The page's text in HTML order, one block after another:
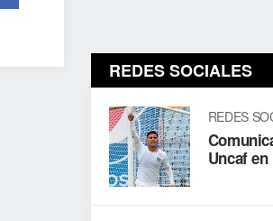
REDES SOCIALES
REDES
Uncaf